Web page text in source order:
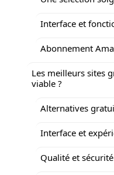
Interface et
Abonnement
Les meilleurs sites
viable ?
Alternatives
Interface et
Qualité et sécurité